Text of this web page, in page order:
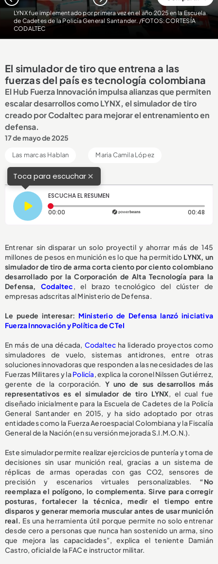
LYNX fue implementado por primera vez en el año 2025 en la Escuela
de Cadetes de la Policía General Santander. /FOTOS: CORTESÍA
CODALTEC
El simulador de tiro que entrena a las
fuerzas del país es tecnología colombiana
El Hub Fuerza Innovación impulsa alianzas que permiten
escalar desarrollos como LYNX, el simulador de tiro
creado por Codaltec para mejorar el entrenamiento en
defensa.
17 de mayo de 2025
Las marcas Hablan Maria Camila López
Toca para escuchar×
ESCUCHA EL RESUMEN
00:00 Tiempo transcurrido: 0 segundos 00:48
Entrenar sin disparar un solo proyectil y ahorrar más de 145
millones de pesos en munición es lo que ha permitido LYNX, un
simulador de tiro de arma corta ciento por ciento colombiano
desarrollado por la Corporación de Alta Tecnología para la
Defensa, Codaltec, el brazo tecnológico del clúster de
empresas adscritas al Ministerio de Defensa.
Le puede interesar: Ministerio de Defensa lanzó iniciativa
Fuerza Innovación y Política de CTeI
En más de una década, Codaltec ha liderado proyectos como
simuladores de vuelo, sistemas antidrones, entre otras
soluciones innovadoras que responden a las necesidades de las
Fuerzas Militares y la Policía, explica la coronel Nilssen Gutiérrez,
gerente de la corporación. Y uno de sus desarrollos más
representativos es el simulador de tiro LYNX, el cual fue
diseñado inicialmente para la Escuela de Cadetes de la Policía
General Santander en 2015, y ha sido adoptado por otras
entidades como la Fuerza Aeroespacial Colombiana y la Fiscalía
General de la Nación (en su versión mejorada S.I.M.O.N.).
Este simulador permite realizar ejercicios de puntería y toma de
decisiones sin usar munición real, gracias a un sistema de
réplicas de armas operadas con gas CO2, sensores de
precisión y escenarios virtuales personalizables. “No
reemplaza el polígono, lo complementa. Sirve para corregir
posturas, fortalecer la técnica, medir el tiempo entre
disparos y generar memoria muscular antes de usar munición
real. Es una herramienta útil porque permite no solo entrenar
desde cero a personas que nunca han sostenido un arma, sino
que mejora las capacidades”, explica el teniente Damián
Castro, oficial de la FAC e instructor militar.